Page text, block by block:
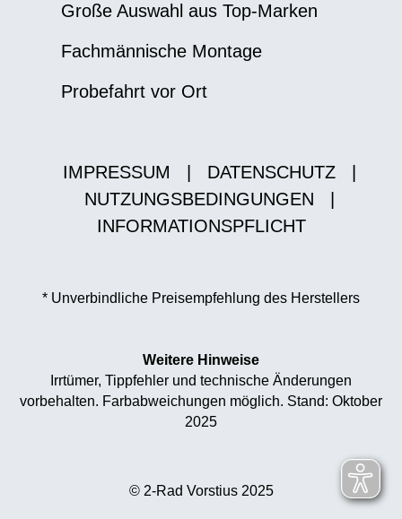
Große Auswahl aus Top-Marken
Fachmännische Montage
Probefahrt vor Ort
IMPRESSUM DATENSCHUTZ
NUTZUNGSBEDINGUNGEN
INFORMATIONSPFLICHT
* Unverbindliche Preisempfehlung des Herstellers
Weitere Hinweise
Irrtümer, Tippfehler und technische Änderungen
vorbehalten. Farbabweichungen möglich. Stand: Oktober
2025
© 2-Rad Vorstius 2025